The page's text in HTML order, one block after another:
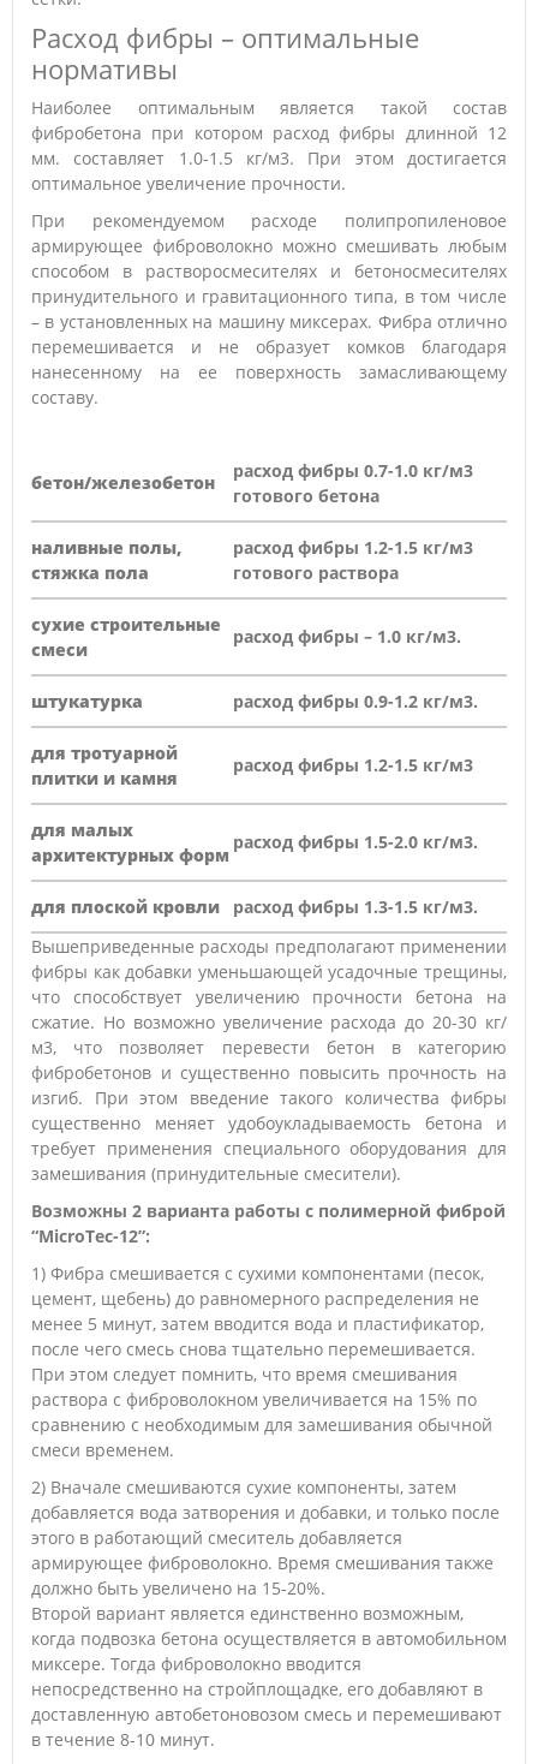
Расход фибры – оптимальные
нормативы
Наиболее оптимальным является такой состав
фибробетона при котором расход фибры длинной 12
мм. составляет 1.0-1.5 кг/м3. При этом достигается
оптимальное увеличение прочности.
При рекомендуемом расходе полипропиленовое
армирующее фиброволокно можно смешивать любым
способом в растворосмесителях и бетоносмесителях
принудительного и гравитационного типа, в том числе
– в установленных на машину миксерах. Фибра отлично
перемешивается и не образует комков благодаря
нанесенному на ее поверхность замасливающему
составу.
бетон/железобетон
расход фибры 0.7-1.0 кг/м3
готового бетона
наливные полы,
стяжка пола
расход фибры 1.2-1.5 кг/м3
готового раствора
сухие строительные
смеси
расход фибры – 1.0 кг/м3.
штукатурка расход фибры 0.9-1.2 кг/м3.
для тротуарной
плитки и камня
расход фибры 1.2-1.5 кг/м3
для малых
архитектурных форм
расход фибры 1.5-2.0 кг/м3.
для плоской кровли
расход фибры 1.3-1.5 кг/м3.
Вышеприведенные расходы предполагают применении
фибры как добавки уменьшающей усадочные трещины,
что способствует увеличению прочности бетона на
сжатие. Но возможно увеличение расхода до 20-30 кг/
м3, что позволяет перевести бетон в категорию
фибробетонов и существенно повысить прочность на
изгиб. При этом введение такого количества фибры
существенно меняет удобоукладываемость бетона и
требует применения специального оборудования для
замешивания (принудительные смесители).
Возможны 2 варианта работы с полимерной фиброй
“MicroTec-12”:
1) Фибра смешивается с сухими компонентами (песок,
цемент, щебень) до равномерного распределения не
менее 5 минут, затем вводится вода и пластификатор,
после чего смесь снова тщательно перемешивается.
При этом следует помнить, что время смешивания
раствора с фиброволокном увеличивается на 15% по
сравнению с необходимым для замешивания обычной
смеси временем.
2) Вначале смешиваются сухие компоненты, затем
добавляется вода затворения и добавки, и только после
этого в работающий смеситель добавляется
армирующее фиброволокно. Время смешивания также
должно быть увеличено на 15-20%.
Второй вариант является единственно возможным,
когда подвозка бетона осуществляется в автомобильном
миксере. Тогда фиброволокно вводится
непосредственно на стройплощадке, его добавляют в
доставленную автобетоновозом смесь и перемешивают
в течение 8-10 минут.